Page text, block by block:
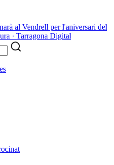
al Vendrell per l'aniversari del
· Tarragona Digital